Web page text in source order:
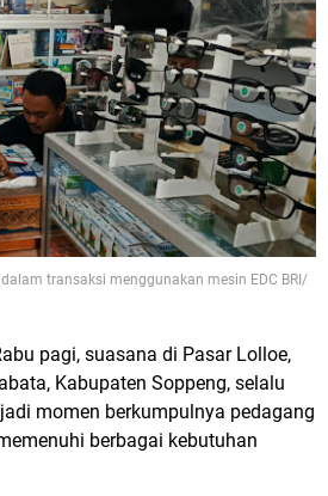
transaksi menggunakan mesin EDC BRI/
pagi, suasana di Pasar Lolloe,
Kabupaten Soppeng, selalu
momen berkumpulnya pedagang
berbagai kebutuhan